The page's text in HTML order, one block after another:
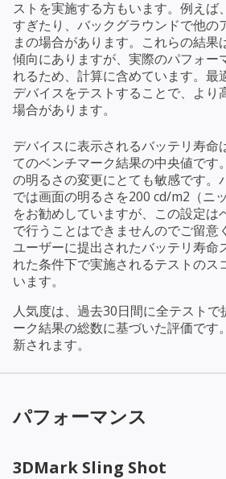
ストを実施する方もいます。例えば
すぎたり、バックグラウンドで他の
まの場合があります。これらの結果
傾向にありますが、実際のパフォー
れるため、計算に含めています。最
デバイスをテストすることで、より
場合があります。
デバイスに表示されるバッテリ寿命
てのベンチマーク結果の中央値です
の明るさの変更にとても敏感です。
では画面の明るさを200 cd/m2（ニ
をお勧めしていますが、この設定は
で行うことはできませんのでご留意
ユーザーに提出されたバッテリ寿命
れた条件下で実施されるテストのス
います。
人気度は、過去30日間に全テストで
ーク結果の総数に基づいた評価です
新されます。
パフォーマンス
3DMark Sling Shot